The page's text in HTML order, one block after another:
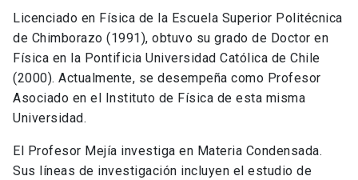
Licenciado en Física de la Escuela Superior Politécnica
de Chimborazo (1991), obtuvo su grado de Doctor en
Física en la Pontificia Universidad Católica de Chile
(2000). Actualmente, se desempeña como Profesor
Asociado en el Instituto de Física de esta misma
Universidad.
El Profesor Mejía investiga en Materia Condensada.
Sus líneas de investigación incluyen el estudio de